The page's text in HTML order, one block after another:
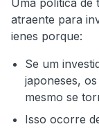
Uma política de
atraente para
ienes porque:
Se um
japoneses,
mesmo se
Isso ocorre